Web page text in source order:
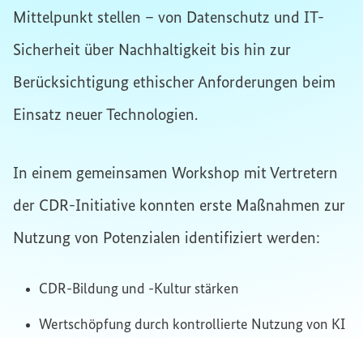
Mittelpunkt stellen – von Datenschutz und IT-
Sicherheit über Nachhaltigkeit bis hin zur
Berücksichtigung ethischer Anforderungen beim
Einsatz neuer Technologien.
In einem gemeinsamen Workshop mit Vertretern
der CDR-Initiative konnten erste Maßnahmen zur
Nutzung von Potenzialen identifiziert werden:
CDR-Bildung und -Kultur stärken
Wertschöpfung durch kontrollierte Nutzung von KI